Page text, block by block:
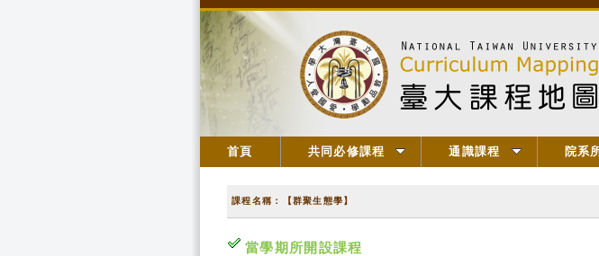
首頁 共同必修課程 通識課程 院系
課程名稱：【群聚生態學】
當學期所開設課程